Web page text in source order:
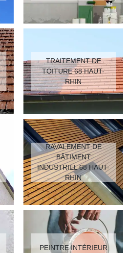
TRAITEMENT DE
TOITURE 68 HAUT-
RHIN
RAVALEMENT DE
BÂTIMENT
INDUSTRIEL 68 HAUT-
RHIN
PEINTRE INTÉRIEUR